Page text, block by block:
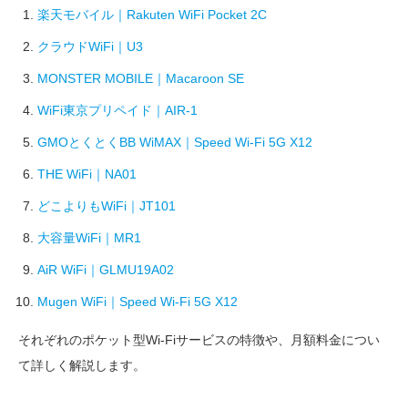
楽天モバイル｜Rakuten WiFi Pocket 2C
クラウドWiFi｜U3
MONSTER MOBILE｜Macaroon SE
WiFi東京プリペイド｜AIR-1
GMOとくとくBB WiMAX｜Speed Wi-Fi 5G X12
THE WiFi｜NA01
どこよりもWiFi｜JT101
大容量WiFi｜MR1
AiR WiFi｜GLMU19A02
Mugen WiFi｜Speed Wi-Fi 5G X12
それぞれのポケット型Wi-Fiサービスの特徴や、月額料金につい
て詳しく解説します。